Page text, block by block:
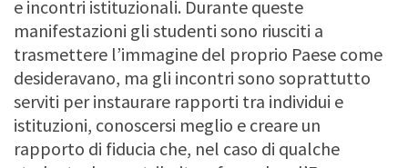
e incontri istituzionali. Durante queste
manifestazioni gli studenti sono riusciti a
trasmettere l’immagine del proprio Paese come
desideravano, ma gli incontri sono soprattutto
serviti per instaurare rapporti tra individui e
istituzioni, conoscersi meglio e creare un
rapporto di fiducia che, nel caso di qualche